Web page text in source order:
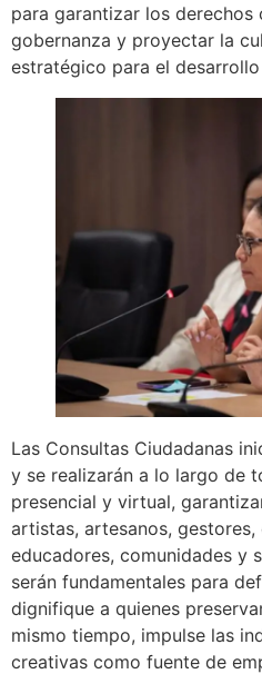
para garantizar los
gobernanza y proyectar la
estratégico para el
Las Consultas Ciudadanas
y se realizarán a lo largo de
presencial y virtual,
artistas, artesanos, gestores,
educadores, comunidades y
serán fundamentales para
dignifique a quienes
mismo tiempo, impulse las
creativas como fuente de